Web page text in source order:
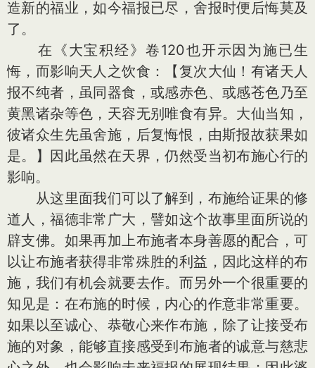
造新的福业，如今福报已尽，舍报时便后悔莫及
了。
在《大宝积经》卷120也开示因为施已生
悔，而影响天人之饮食：【复次大仙！有诸天人
报不纯者，虽同器食，或感赤色、或感苍色乃至
黄黑诸杂等色，天容无别唯食有异。大仙当知，
彼诸众生先虽舍施，后复悔恨，由斯报故获果如
是。】因此虽然在天界，仍然受当初布施心行的
影响。
从这里面我们可以了解到，布施给证果的修
道人，福德非常广大，譬如这个故事里面所说的
辟支佛。如果再加上布施者本身善愿的配合，可
以让布施者获得非常殊胜的利益，因此这样的布
施，我们有机会就要去作。而另外一个很重要的
知见是：在布施的时候，内心的作意非常重要。
如果以至诚心、恭敬心来作布施，除了让接受布
施的对象，能够直接感受到布施者的诚意与慈悲